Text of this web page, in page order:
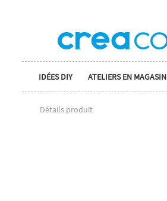
IDÉES DIY ATELIERS EN MAGASIN
Détails produit